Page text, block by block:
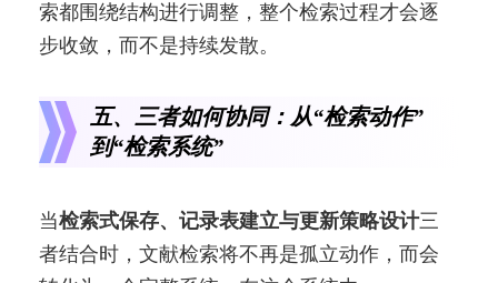
索都围绕结构进行调整，整个检索过程才会逐
步收敛，而不是持续发散。
五、三者如何协同：从“检索动作”
到“检索系统”
当检索式保存、记录表建立与更新策略设计三
者结合时，文献检索将不再是孤立动作，而会